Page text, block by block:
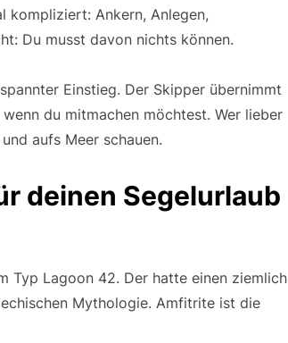
kompliziert: Ankern, Anlegen,
Du musst davon nichts können.
Einstieg. Der Skipper übernimmt
du mitmachen möchtest. Wer lieber
aufs Meer schauen.
deinen Segelurlaub
Typ Lagoon 42. Der hatte einen ziemlich
Mythologie. Amfitrite ist die